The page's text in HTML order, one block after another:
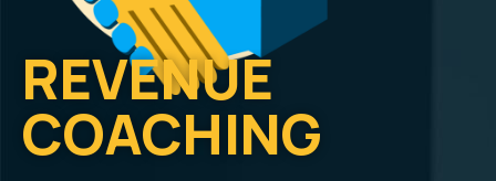
REVENUE
COACHING